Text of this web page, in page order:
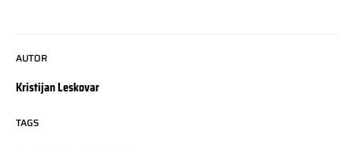
AUTOR
Kristijan Leskovar
TAGS